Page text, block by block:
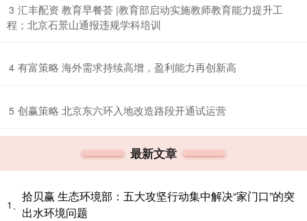
3 ​汇丰配资 教育早餐荟 |教育部启动实施教师教育能力提升工
程；北京石景山通报违规学科培训
4 ​有富策略 海外需求持续高增，盈利能力再创新高
5 ​创赢策略 北京东六环入地改造路段开通试运营
最新文章
1、
拾贝赢 生态环境部：五大攻坚行动集中解决“家门口”的突
出水环境问题